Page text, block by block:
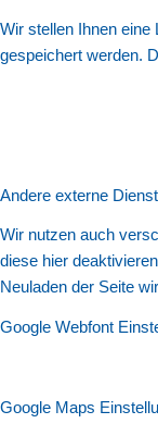
Wir stellen Ihnen
gespeichert werden.
Andere externe
Wir nutzen auch
diese hier
Neuladen der Seite
Google Webfont
Google Maps